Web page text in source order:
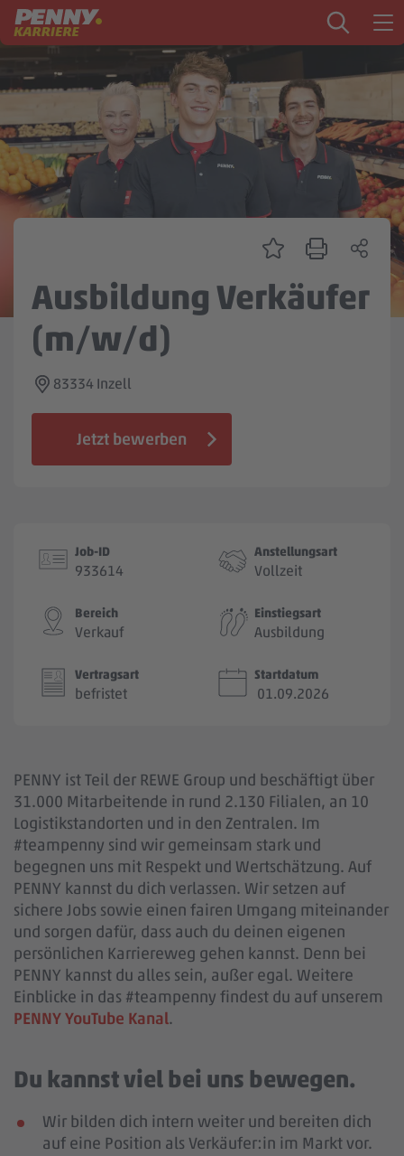
Zum Inhalt springen
Startseite
PENNY als Arbeitgeber
Ausbildung
Zentrale & Vertrieb
Mein Kandidat:innenprofil
Jobbörse
Ausbildung Verkäufer
(m/w/d)
83334 Inzell
Jetzt bewerben
Job-ID
933614
Anstellungsart
Vollzeit
Bereich
Verkauf
Einstiegsart
Ausbildung
Vertragsart
befristet
Startdatum
01.09.2026
PENNY ist Teil der REWE Group und beschäftigt über
31.000 Mitarbeitende in rund 2.130 Filialen, an 10
Logistikstandorten und in den Zentralen. Im
#teampenny sind wir gemeinsam stark und
begegnen uns mit Respekt und Wertschätzung. Auf
PENNY kannst du dich verlassen. Wir setzen auf
sichere Jobs sowie einen fairen Umgang miteinander
und sorgen dafür, dass auch du deinen eigenen
persönlichen Karriereweg gehen kannst. Denn bei
PENNY kannst du alles sein, außer egal. Weitere
Einblicke in das #teampenny findest du auf unserem
PENNY YouTube Kanal.
Du kannst viel bei uns bewegen.
Wir bilden dich intern weiter und bereiten dich
auf eine Position als Verkäufer:in im Markt vor.